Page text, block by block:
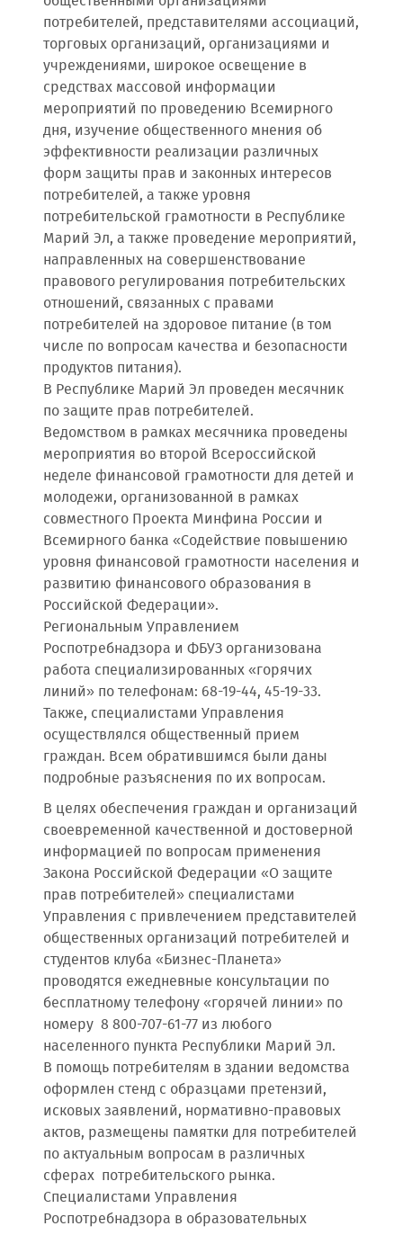
потребителей, представителями ассоциаций,
торговых организаций, организациями и
учреждениями, широкое освещение в
средствах массовой информации
мероприятий по проведению Всемирного
дня, изучение общественного мнения об
эффективности реализации различных
форм защиты прав и законных интересов
потребителей, а также уровня
потребительской грамотности в Республике
Марий Эл, а также проведение мероприятий,
направленных на совершенствование
правового регулирования потребительских
отношений, связанных с правами
потребителей на здоровое питание (в том
числе по вопросам качества и безопасности
продуктов питания).
В Республике Марий Эл проведен месячник
по защите прав потребителей.
Ведомством в рамках месячника проведены
мероприятия во второй Всероссийской
неделе финансовой грамотности для детей и
молодежи, организованной в рамках
совместного Проекта Минфина России и
Всемирного банка «Содействие повышению
уровня финансовой грамотности населения и
развитию финансового образования в
Российской Федерации».
Региональным Управлением
Роспотребнадзора и ФБУЗ организована
работа специализированных «горячих
линий» по телефонам: 68-19-44, 45-19-33.
Также, специалистами Управления
осуществлялся общественный прием
граждан. Всем обратившимся были даны
подробные разъяснения по их вопросам.
В целях обеспечения граждан и организаций
своевременной качественной и достоверной
информацией по вопросам применения
Закона Российской Федерации «О защите
прав потребителей» специалистами
Управления с привлечением представителей
общественных организаций потребителей и
студентов клуба «Бизнес-Планета»
проводятся ежедневные консультации по
бесплатному телефону «горячей линии» по
номеру 8 800-707-61-77 из любого
населенного пункта Республики Марий Эл.
В помощь потребителям в здании ведомства
оформлен стенд с образцами претензий,
исковых заявлений, нормативно-правовых
актов, размещены памятки для потребителей
по актуальным вопросам в различных
сферах потребительского рынка.
Специалистами Управления
Роспотребнадзора в образовательных